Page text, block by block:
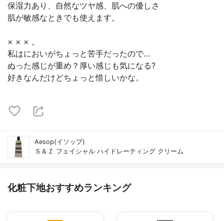
保湿力あり、自然なツヤ感、肌への優しさ
肌が敏感なときでも使えます。
× × × 。
私はにおいがちょっと苦手だったので…
ぬった感じが重め？厚い感じも気になる?
好きなんだけどちょっと惜しいかな。
Aesop(イソップ)
Ｓ＆Ｚ フェイシャル ハイドレーティング クリーム
化粧下地おすすめランキング